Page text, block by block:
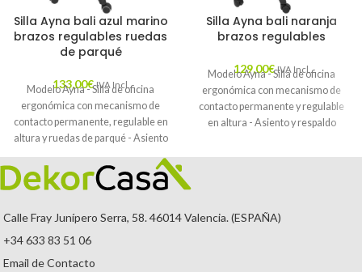
Silla Ayna bali azul marino
brazos regulables ruedas
de parqué
133,00€ IVA Incl.
Modelo Ayna - Silla de oficina
ergonómica con mecanismo de
contacto permanente, regulable en
altura y ruedas de parqué - Asiento
y respaldo tapizados en tejido BALI
color azul marino (BRAZOS
REGULABLES EN ALTURA)
Silla Ayna bali naranja
brazos regulables
129,00€ IVA Incl.
Modelo Ayna - Silla de oficina
ergonómica con mecanismo de
contacto permanente y regulable
en altura - Asiento y respaldo
naranja (BRAZOS REGULABLES
Calle Fray Junípero Serra, 58. 46014 Valencia. (ESPAÑA)
+34 633 83 51 06
Email de Contacto